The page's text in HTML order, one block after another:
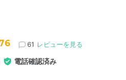
61 レビューを見る
電話確認済み